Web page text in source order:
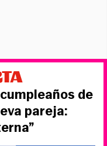
de
pareja: